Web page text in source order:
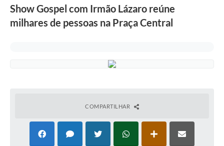
Show Gospel com Irmão Lázaro reúne
milhares de pessoas na Praça Central
COMPARTILHAR